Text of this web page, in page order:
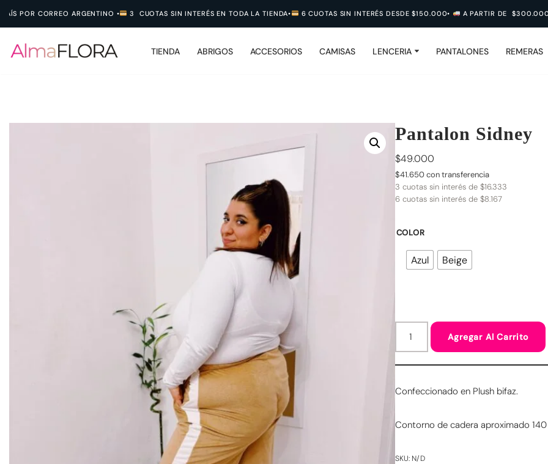
al
CORREO ARGENTINO • 3 CUOTAS SIN INTERÉS EN TODA LA TIENDA • 6 CUOTAS SIN INTERÉS DESDE $150.000• A PARTIR DE $300.000 ¡
TIENDA ABRIGOS ACCESORIOS CAMISAS LENCERIA PANTALONES REMERAS
Pantalon Sidney
$49.000
$41.650con transferencia
3 cuotas sin interés de $16.333
6 cuotas sin interés de $8.167
COLOR
Azul Beige
Agregar Al Carrito
Confeccionado en Plush bifaz.
Contorno de cadera aproximado
SKU: N/D